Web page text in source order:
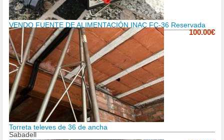
VENDO FUENTE DE ALIMENTACIÓN INAC FC-36 Reservada
100.00€
Torreta televes de 36 de ancha
Sabadell